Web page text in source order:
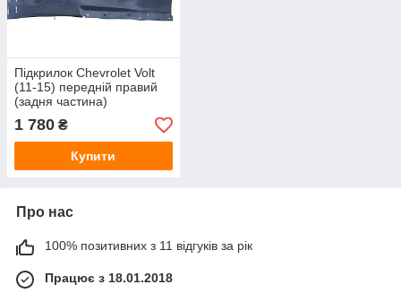
Підкрилок Chevrolet Volt
(11-15) передній правий
(задня частина)
1 780 ₴
Купити
Про нас
100% позитивних з 11 відгуків за рік
Працює з 18.01.2018